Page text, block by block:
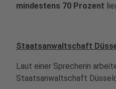
mindestens 70 Prozent
Staatsanwaltschaft
Laut einer Sprecherin
Staatsanwaltschaft